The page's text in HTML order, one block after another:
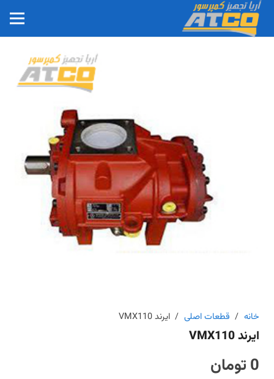
خانه / قطعات اصلی / ایرند VMX110
ایرند VMX110
0 تومان